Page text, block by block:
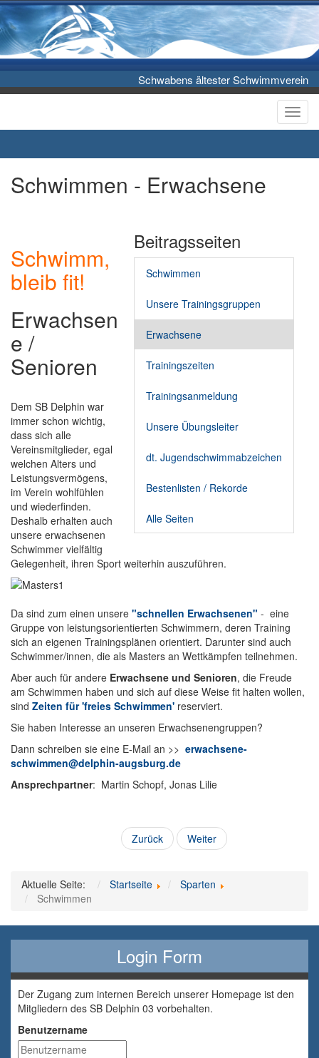
Schwabens ältester Schwimmverein
Schwimmen - Erwachsene
Beitragsseiten
Schwimmen
Unsere Trainingsgruppen
Erwachsene
Trainingszeiten
Trainingsanmeldung
Unsere Übungsleiter
dt. Jugendschwimmabzeichen
Bestenlisten / Rekorde
Alle Seiten
Schwimm,
bleib fit!
Erwachsen
e /
Senioren
Dem SB Delphin war
immer schon wichtig,
dass sich alle
Vereinsmitglieder, egal
welchen Alters und
Leistungsvermögens,
im Verein wohlfühlen
und wiederfinden.
Deshalb erhalten auch
unsere erwachsenen
Schwimmer vielfältig
Gelegenheit, ihren Sport weiterhin auszuführen.
Da sind zum einen unsere "schnellen Erwachsenen" - eine
Gruppe von leistungsorientierten Schwimmern, deren Training
sich an eigenen Trainingsplänen orientiert. Darunter sind auch
Schwimmer/innen, die als Masters an Wettkämpfen teilnehmen.
Aber auch für andere Erwachsene und Senioren, die Freude
am Schwimmen haben und sich auf diese Weise fit halten wollen,
sind Zeiten für 'freies Schwimmen' reserviert.
Sie haben Interesse an unseren Erwachsenengruppen?
Dann schreiben sie eine E-Mail an >> erwachsene-
schwimmen@delphin-augsburg.de
Ansprechpartner: Martin Schopf, Jonas Lilie
Zurück Weiter
Aktuelle Seite: Startseite
Sparten
Schwimmen
Login Form
Der Zugang zum internen Bereich unserer Homepage ist den
Mitgliedern des SB Delphin 03 vorbehalten.
Benutzername